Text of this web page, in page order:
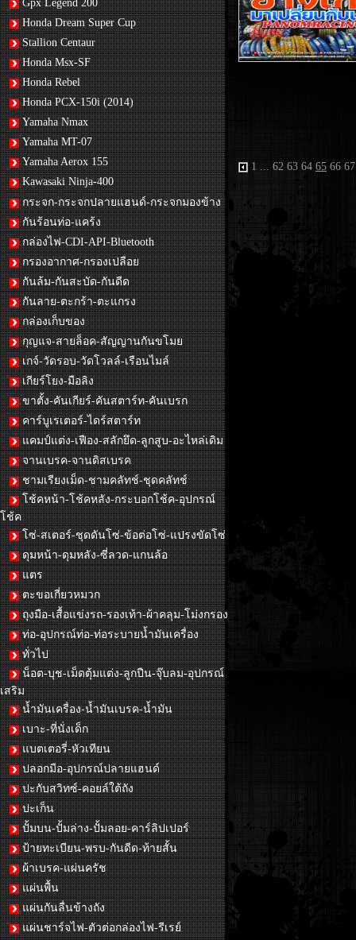
Gpx Legend 200
Honda Dream Super Cup
Stallion Centaur
Honda Msx-SF
Honda Rebel
Honda PCX-150i (2014)
Yamaha Nmax
Yamaha MT-07
Yamaha Aerox 155
Kawasaki Ninja-400
กระจก-กระจกปลายแฮนด์-กระจกมองข้าง
กันร้อนท่อ-แคร้ง
กล่องไฟ-CDI-API-Bluetooth
กรองอากาศ-กรองเปลือย
กันล้ม-กันสะบัด-กันดีด
กันลาย-ตะกร้า-ตะแกรง
กล่องเก็บของ
กุญแจ-สายล็อค-สัญญานกันขโมย
เกจ์-วัดรอบ-วัดโวลล์-เรือนไมล์
เกียร์โยง-มือลิง
ขาตั้ง-คันเกียร์-คันสตาร์ท-คันเบรก
คาร์บูเรเตอร์-ไดร์สตาร์ท
แคมป์แต่ง-เฟือง-สลักยึด-ลูกสูบ-อะไหล่เดิม
จานเบรค-จานดิสเบรค
ชามเรียงเม็ด-ชามคลัทช์-ชุดคลัทช์
โช้คหน้า-โช้คหลัง-กระบอกโช้ค-อุปกรณ์
โช้ค
โซ่-สเตอร์-ชุดดันโซ่-ข้อต่อโซ่-แปรงขัดโซ่
ดุมหน้า-ดุมหลัง-ซี่ลวด-แกนล้อ
แตร
ตะขอเกี่ยวหมวก
ถุงมือ-เสื้อแข่งรถ-รองเท้า-ผ้าคลุม-โม่งกรอง
ท่อ-อุปกรณ์ท่อ-ท่อระบายน้ำมันเครื่อง
ทั่วไป
น็อต-บุช-เม็ดตุ้มแต่ง-ลูกปืน-จุ๊บลม-อุปกรณ์
เสริม
น้ำมันเครื่อง-น้ำมันเบรค-น้ำมัน
เบาะ-ที่นั่งเด็ก
แบตเตอรี่-หัวเทียน
ปลอกมือ-อุปกรณ์ปลายแฮนด์
ปะกับสวิทซ์-คอยล์ใต้ถัง
ปะเก็น
ปั้มบน-ปั้มล่าง-ปั้มลอย-คาร์ลิปเปอร์
ป้ายทะเบียน-พรบ-กันดีด-ท้ายสั้น
ผ้าเบรค-แผ่นครัช
แผ่นพื้น
แผ่นกันลื่นข้างถัง
แผ่นชาร์จไฟ-ตัวต่อกล่องไฟ-รีเรย์
1 ... 62 63 64 65 66 67